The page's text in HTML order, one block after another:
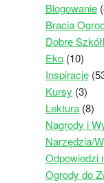
Blogowanie
Bracia
Dobre
Eko(10)
Inspiracje
Kursy (3)
Lektura(8)
Nagrody i
Narzędzia/
Odpowiedzi
Ogrody do